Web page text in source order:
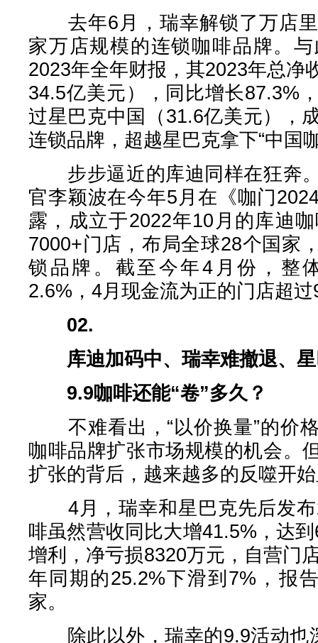
去年6月，瑞幸解锁了万店里
家万店规模的连锁咖啡品牌。
2023年全年财报，其2023年总净
34.5亿美元），同比增长87.3%
过星巴克中国（31.6亿美元），
连锁品牌，超越星巴克拿下“中国
步步逼近的库迪同样在狂奔
官李颖波在今年5月在《咖门
露，成立于2022年10月的库迪
7000+门店，布局全球28个国家
锁品牌。截至今年4月份，整
2.6%，4月现金流为正的门店超
02.
库迪加码中、瑞幸难撤退、
9.9咖啡还能“卷”多久？
不难看出，“以价换量”的价
咖啡品牌扩张市场规模的机会。
扩张的背后，越来越多的反噬开
4月，瑞幸和星巴克先后发布
啡虽然营收同比大增41.5%，达
增利，净亏损8320万元，自营门
年同期的25.2%下滑到7%，报
家。
除此以外，瑞幸的9.9活动也